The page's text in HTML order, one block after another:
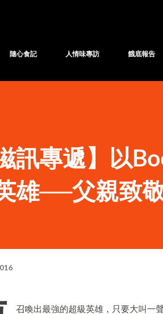
隨心食記 人情味專訪 餓底報告
滋訊專遞】以
雄──父親致
召喚出最強的超級英雄，只要大叫一